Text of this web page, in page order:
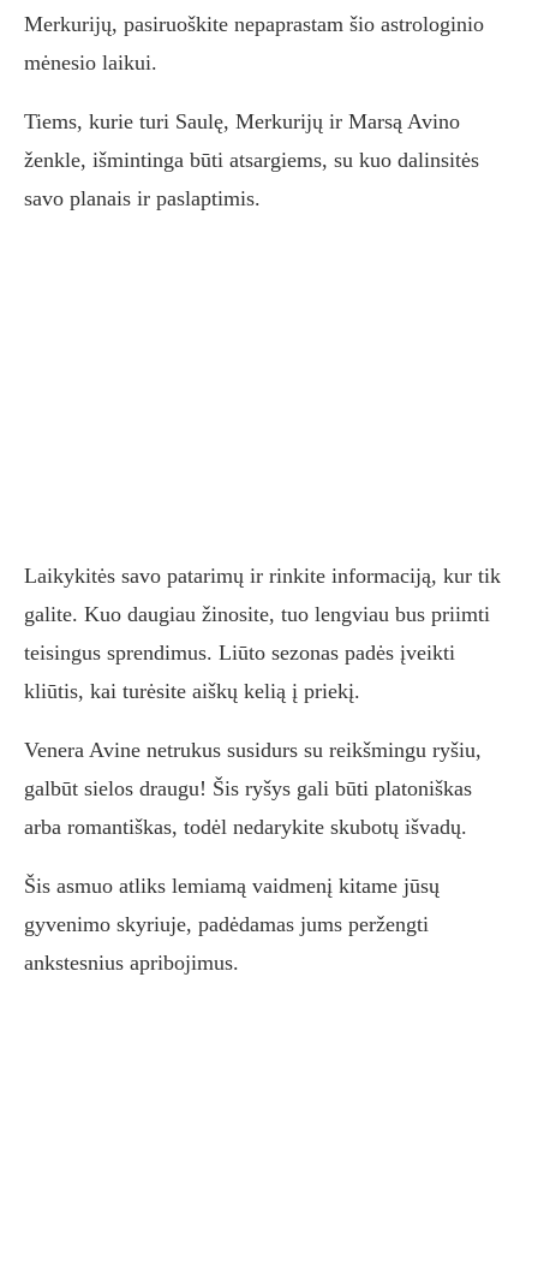
Merkurijų, pasiruoškite nepaprastam šio astrologinio
mėnesio laikui.
Tiems, kurie turi Saulę, Merkurijų ir Marsą Avino
ženkle, išmintinga būti atsargiems, su kuo dalinsitės
savo planais ir paslaptimis.
Laikykitės savo patarimų ir rinkite informaciją, kur tik
galite. Kuo daugiau žinosite, tuo lengviau bus priimti
teisingus sprendimus. Liūto sezonas padės įveikti
kliūtis, kai turėsite aiškų kelią į priekį.
Venera Avine netrukus susidurs su reikšmingu ryšiu,
galbūt sielos draugu! Šis ryšys gali būti platoniškas
arba romantiškas, todėl nedarykite skubotų išvadų.
Šis asmuo atliks lemiamą vaidmenį kitame jūsų
gyvenimo skyriuje, padėdamas jums peržengti
ankstesnius apribojimus.